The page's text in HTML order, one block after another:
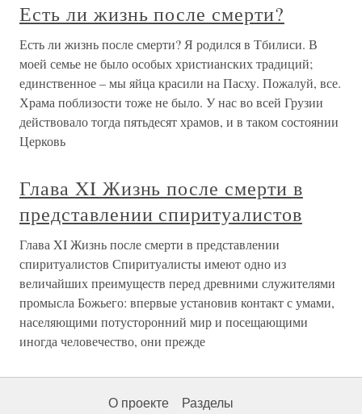
Есть ли жизнь после смерти?
Есть ли жизнь после смерти? Я родился в Тбилиси. В
моей семье не было особых христианских традиций;
единственное – мы яйца красили на Пасху. Пожалуй, все.
Храма поблизости тоже не было. У нас во всей Грузии
действовало тогда пятьдесят храмов, и в таком состоянии
Церковь
Глава XI Жизнь после смерти в
представлении спиритуалистов
Глава XI Жизнь после смерти в представлении
спиритуалистов Спиритуалисты имеют одно из
величайших преимуществ перед древними служителями
промысла Божьего: впервые установив контакт с умами,
населяющими потусторонний мир и посещающими
иногда человечество, они прежде
О проекте Разделы